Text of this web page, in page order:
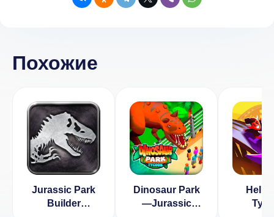
Похожие
Jurassic Park
Builder
Dinosaur Park
—Jurassic
Hell